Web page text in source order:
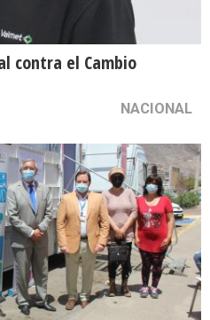
contra el Cambio
NACIONAL